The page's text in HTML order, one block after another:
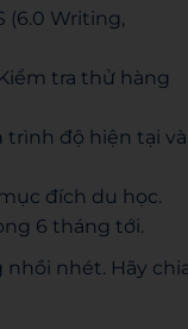
(6.0 Writing,
tra thử hàng
trình độ hiện tại và
đích du học.
6 tháng tới.
nhét. Hãy